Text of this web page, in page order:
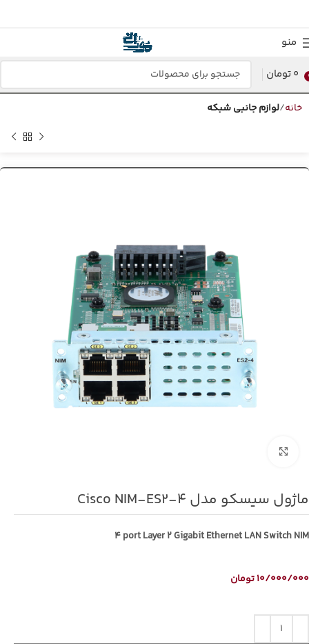
منو
0تومان
خانه لوازم جانبی شبکه
ماژول سیسکو مدل Cisco NIM-ES2-4
4 port Layer 2 Gigabit Ethernet LAN Switch NIM
10/000/000تومان